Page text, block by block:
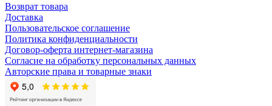
Возврат товара
Доставка
Пользовательское соглашение
Политика конфиденциальности
Договор-оферта интернет-магазина
Согласие на обработку персональных данных
Авторские права и товарные знаки